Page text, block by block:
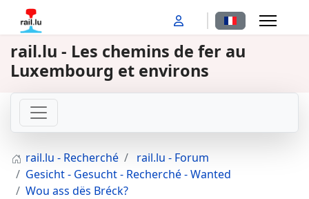
Sélectionnez
rail.lu - Les chemins de fer au
Luxembourg et environs
rail.lu - Recherché
rail.lu - Forum
Gesicht - Gesucht - Recherché - Wanted
Wou ass dës Bréck?